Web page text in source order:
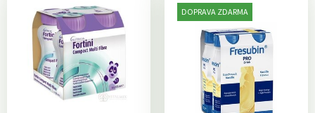
DOPRAVA ZDARMA